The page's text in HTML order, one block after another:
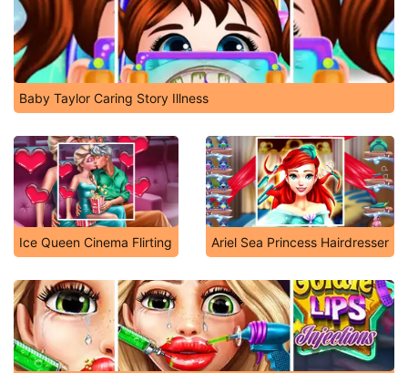
Baby Taylor Caring Story Illness
Ice Queen Cinema Flirting Ariel Sea Princess Hairdresser